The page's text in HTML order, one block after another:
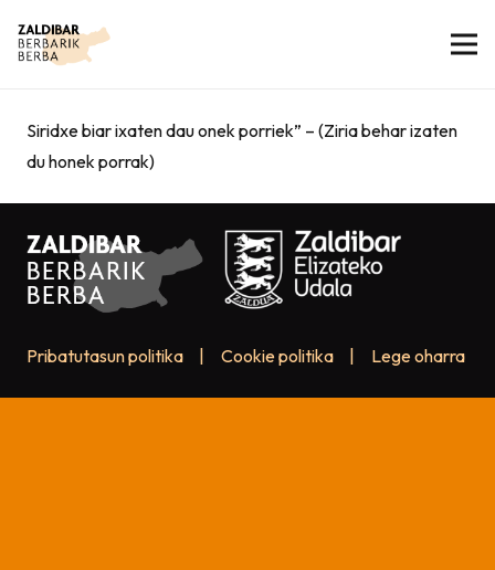
Siridxe biar ixaten dau onek porriek” – (Ziria behar izaten
du honek porrak)
Pribatutasun politika Cookie politika Lege oharra